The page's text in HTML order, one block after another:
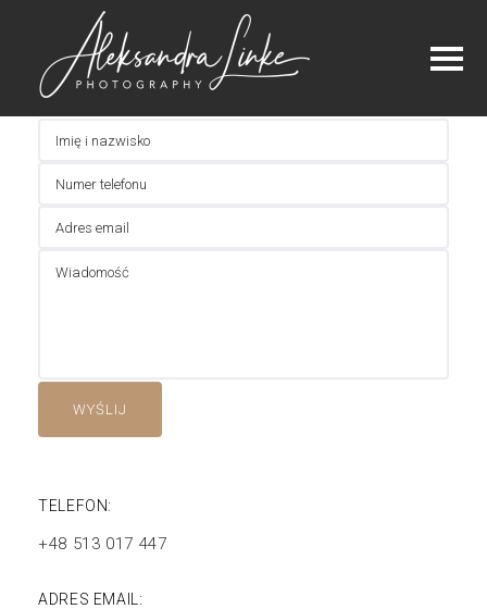
TELEFON:
+48 513 017 447
ADRES EMAIL: